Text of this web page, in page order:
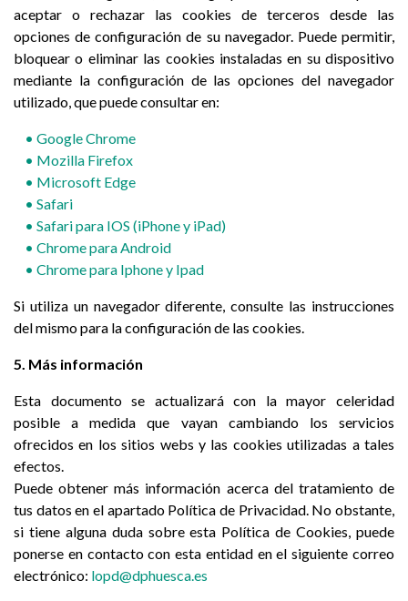
aceptar o rechazar las cookies de terceros desde las
opciones de configuración de su navegador. Puede permitir,
bloquear o eliminar las cookies instaladas en su dispositivo
mediante la configuración de las opciones del navegador
utilizado, que puede consultar en:
• Google Chrome
• Mozilla Firefox
• Microsoft Edge
• Safari
• Safari para IOS (iPhone y iPad)
• Chrome para Android
• Chrome para Iphone y Ipad
Si utiliza un navegador diferente, consulte las instrucciones
del mismo para la configuración de las cookies.
5. Más información
Esta documento se actualizará con la mayor celeridad
posible a medida que vayan cambiando los servicios
ofrecidos en los sitios webs y las cookies utilizadas a tales
efectos.
Puede obtener más información acerca del tratamiento de
tus datos en el apartado Política de Privacidad. No obstante,
si tiene alguna duda sobre esta Política de Cookies, puede
ponerse en contacto con esta entidad en el siguiente correo
electrónico: lopd@dphuesca.es